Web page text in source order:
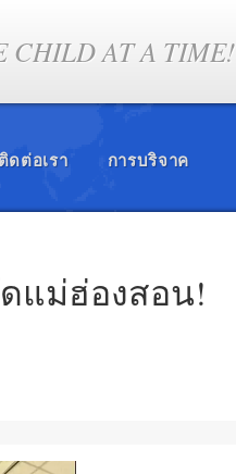
CHILD AT A TIME!
ติดต่อเรา การบริจาค
แม่ฮ่องสอน!